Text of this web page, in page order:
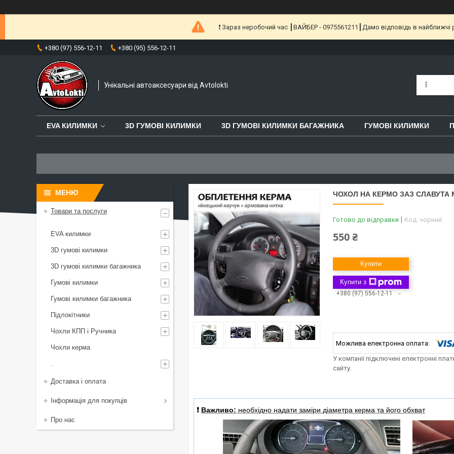
❗️ Зараз неробочий час ┃ВАЙБЕР - 0975561211┃Дамо відповідь в найближчі
+380 (97) 556-12-11 +380 (95) 556-12-11
Унікальні автоаксесуари від Avtolokti
EVA КИЛИМКИ 3D ГУМОВІ КИЛИМКИ 3D ГУМОВІ КИЛИМКИ БАГАЖНИКА ГУМОВІ КИЛИМКИ
ЧОХОЛ НА КЕРМО ЗАЗ СЛАВУТА
Готово до відправки Код: чорний
550 ₴
Купити
Купити з
+380 (97) 556-12-11
У компанії підключені електронні
сайту.
❗️ Важливо: необхідно надати заміри діаметра керма та його обхват
Товари та послуги
EVA килимки
3D гумові килимки
3D гумові килимки багажника
Гумові килимки
Гумові килимки багажника
Підлокітники
Чохли КПП і Ручника
Чохли керма
.
Доставка і оплата
Інформація для покупців
Про нас